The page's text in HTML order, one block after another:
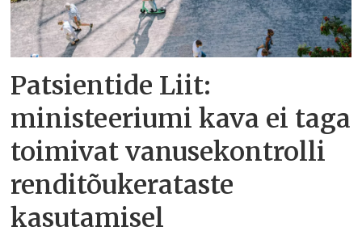
Patsientide Liit:
ministeeriumi kava ei taga
toimivat vanusekontrolli
renditõukerataste
kasutamisel